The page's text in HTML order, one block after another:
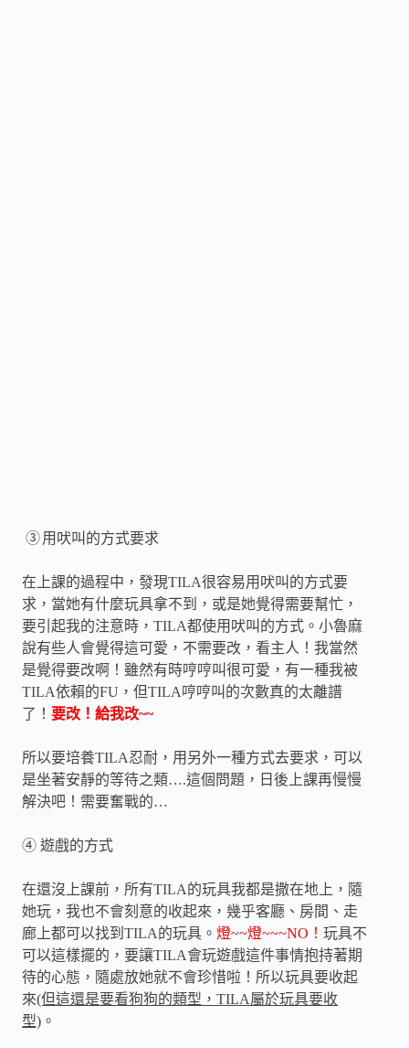
③用吠叫的方式要求
在上課的過程中，發現TILA很容易用吠叫的方式要
求，當她有什麼玩具拿不到，或是她覺得需要幫忙，
要引起我的注意時， TILA都使用吠叫的方式。小魯麻
說有些人會覺得這可愛，不需要改，看主人！我當然
是覺得要改啊！雖然有時哼哼叫很可愛，有一種我被
TILA依賴的FU ，但TILA哼哼叫的次數真的太離譜
了！ 要改！給我改~~
所以要培養TILA忍耐，用另外一種方式去要求，可以
是坐著安靜的等待之類….這個問題，日後上課再慢慢
解決吧！需要奮戰的…
④ 遊戲的方式
在還沒上課前，所有TILA的玩具我都是撒在地上，隨
她玩，我也不會刻意的收起來，幾乎客廳、房間、走
廊上都可以找到 TILA的玩具。 燈~~燈~~~NO ！ 玩具不
可以這樣擺的，要讓TILA會玩遊戲這件事情抱持著期
待的心態，隨處放她就不會珍惜啦！所以玩具要收起
來(但這還是要看狗狗的類型，TILA屬於玩具要收
型) 。